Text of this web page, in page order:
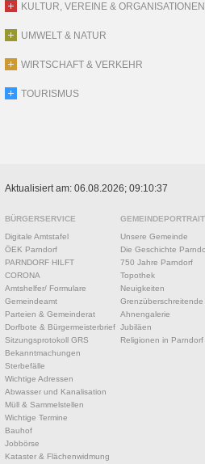
KULTUR, VEREINE & ORGANISATIONEN
UMWELT & NATUR
WIRTSCHAFT & VERKEHR
TOURISMUS
Aktualisiert am: 06.08.2026; 09:10:37
BÜRGERSERVICE
Digitale Amtstafel
ÖEK Parndorf
PARNDORF HILFT
CORONA
Amtshelfer/ Formulare
Gemeindeamt
Parteien & Gemeinderat
Dorfbote & Bürgermeisterbrief
Sitzungsprotokoll GRS
Bekanntmachungen
Sterbefälle
Wichtige Adressen
Abwasser und Kanalisation
Müll & Sammelstellen
Wichtige Termine
Bauhof
Jobbörse
Kataster & Flächenwidmung
GEMEINDEPORTRAIT
Unsere Gemeinde
Die Geschichte
750 Jahre Parndorf
Topothek
Neuigkeiten
Grenzüberschreitende
Ahnengalerie
Jubiläen
Religionen in Parndorf